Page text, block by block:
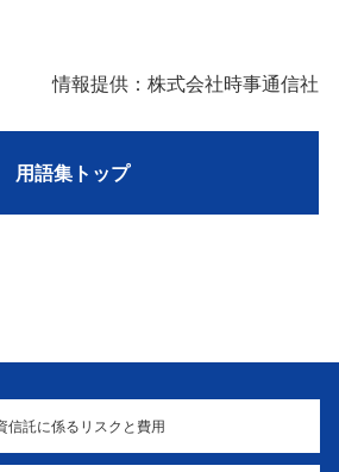
情報提供：株式会社時事通信社
用語集トップ
信託に係るリスクと費用